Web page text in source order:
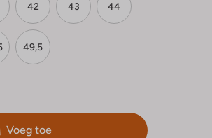
42 43 44
49,5
Voeg toe